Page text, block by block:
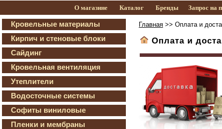
О магазине Каталог Бренды Запрос на
Кровельные материалы
Кирпич и стеновые блоки
Сайдинг
Кровельная вентиляция
Утеплители
Водосточные системы
Софиты виниловые
Пленки и мембраны
Главная >> Оплата и
Оплата и